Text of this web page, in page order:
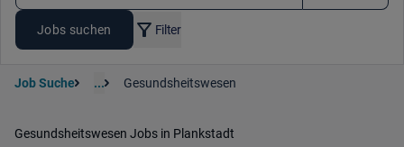
Jobs suchen Filter
Job Suche ... Gesundsheitswesen
Gesundsheitswesen Jobs in Plankstadt